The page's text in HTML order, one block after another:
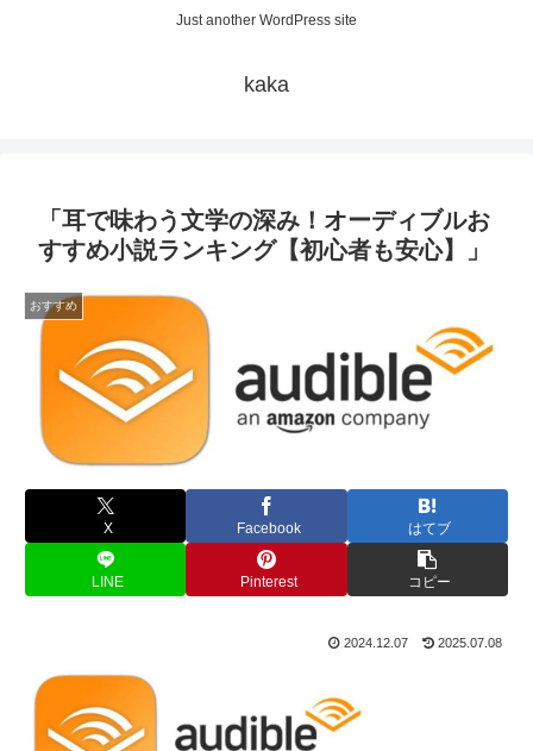
Just another WordPress site
kaka
「耳で味わう文学の深み！オーディブルお
すすめ小説ランキング【初心者も安心】」
おすすめ
X Facebook はてブ
LINE Pinterest コピー
2024.12.07 2025.07.08